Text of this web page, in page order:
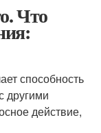
Что
способность
другими
действие,